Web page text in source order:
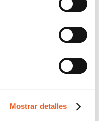
Mostrar detalles